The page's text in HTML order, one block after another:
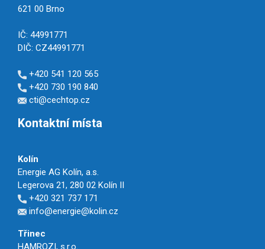
621 00 Brno
IČ: 44991771
DIČ: CZ44991771
+420 541 120 565
+420 730 190 840
cti@cechtop.cz
Kontaktní místa
Kolín
Energie AG Kolín, a.s.
Legerova 21, 280 02 Kolín II
+420 321 737 171
info@energie@kolin.cz
Třinec
HAMROZI, s.r.o.